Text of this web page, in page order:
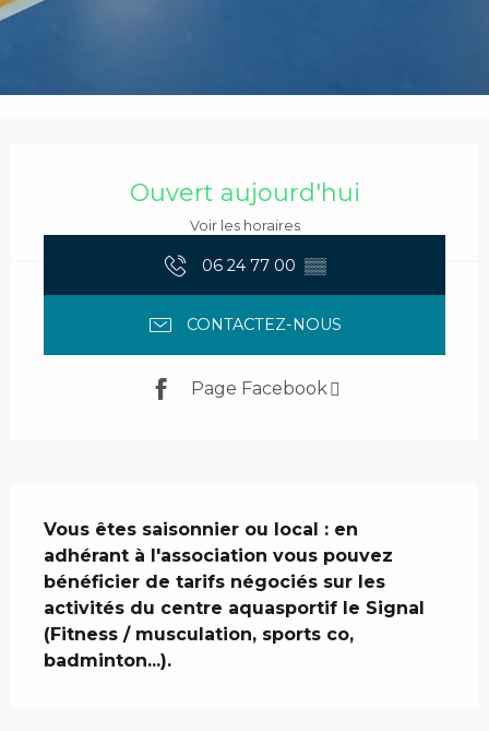
Ouvert aujourd'hui
Voir les horaires
06 24 77 00 ▒▒
CONTACTEZ-NOUS
Page Facebook
Vous êtes saisonnier ou local : en
adhérant à l'association vous pouvez
bénéficier de tarifs négociés sur les
activités du centre aquasportif le Signal
(Fitness / musculation, sports co,
badminton...).